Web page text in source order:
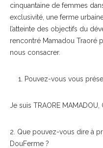
cinquantaine de femmes
exclusivité, une ferme
l’atteinte des objectifs du
rencontré Mamadou Traoré
nous consacrer.
Pouvez-vous vous
Je suis TRAORE
2. Que pouvez-vous dire à
DouFerme ?